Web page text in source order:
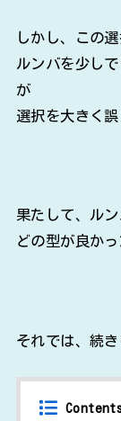
しかし、この
ルンバを少し
が
選択を大きく誤
果たして、ル
どの型が良か
それでは、続き